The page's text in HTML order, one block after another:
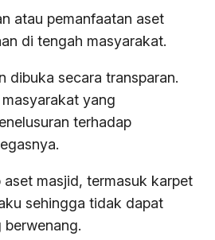
atau pemanfaatan aset
di tengah masyarakat.
dibuka secara transparan.
yang
terhadap
masjid, termasuk karpet
sehingga tidak dapat